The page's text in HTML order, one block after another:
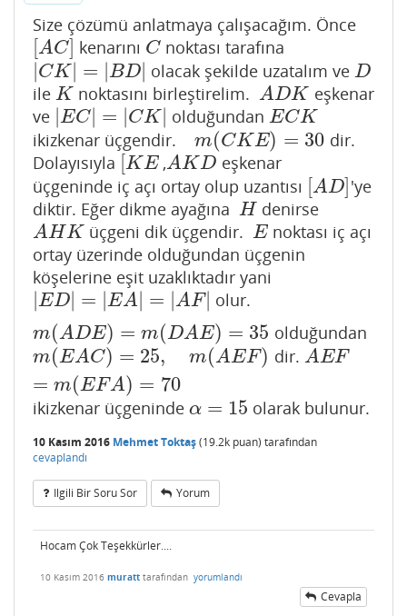
Size çözümü anlatmaya çalışacağım. Önce
[AC]
AC] kenarını C
C noktası tarafına
|CK| = |BD|
|CK|= |B D| olacak şekilde uzatalım ve D
D
ile K
K noktasını birleştirelim.ADK
ADK
eşkenar
ve EC| = CK|
|EC| |C K| olduğundanECK
ECK
ikizkenar üçgendir. m(CKE) = 30
m(CKE)=30
dir.
Dolayısıyla KE
KE ,AKD
AKD
eşkenar
üçgeninde iç açı ortay olup uzantısı [AD]
AD] 'ye
diktir. Eğer dikme ayağına H
H denirse
AHK
AHK üçgeni dik üçgendir.E
E noktası iç açı
ortay üzerinde olduğundan üçgenin
köşelerine eşit uzaklıktadır yani
ED| = EA = AF|
|ED| |E A|=|A F| olur.
m(ADE) = m(DAE) = 35
m(ADE)=m DA E)=35 olduğundan
m(EAC) = 25, m(AEF)
= m(EFA) = 70
m(EAC)=25 m( AEF m(EFA)=70 dir. AEF
AEF
ikizkenar üçgeninde α = 15
α= 15 olarak bulunur.
10 Kasım 2016 Mehmet Toktaş(19.2k puan) tarafından
cevaplandı
Ilgili Bir Soru Sor Yorum
Hocam Çok Teşekkürler....
10 Kasım 2016 muratt tarafından yorumlandı
Cevapla